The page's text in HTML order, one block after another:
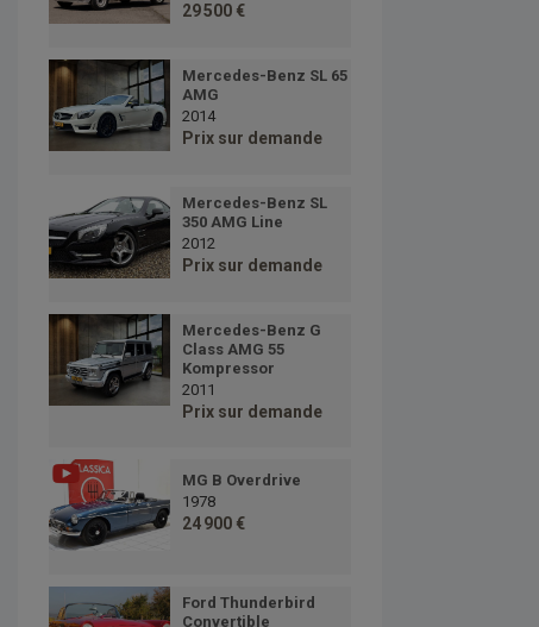
29 500 €
Mercedes-Benz SL 65
AMG
2014
Prix sur demande
Mercedes-Benz SL
350 AMG Line
2012
Prix sur demande
Mercedes-Benz G
Class AMG 55
Kompressor
2011
Prix sur demande
MG B Overdrive
1978
24 900 €
Ford Thunderbird
Convertible